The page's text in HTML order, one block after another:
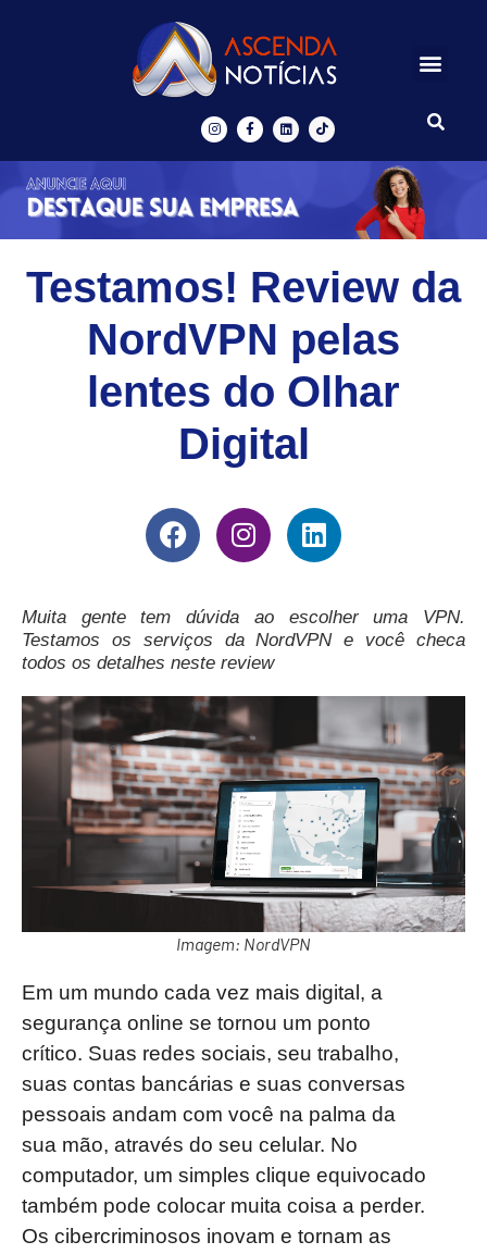
Testamos! Review da
NordVPN pelas
lentes do Olhar
Digital
Muita gente tem dúvida ao escolher uma VPN.
Testamos os serviços da NordVPN e você checa
todos os detalhes neste review
Imagem: NordVPN
Em um mundo cada vez mais digital, a
segurança online se tornou um ponto
crítico. Suas redes sociais, seu trabalho,
suas contas bancárias e suas conversas
pessoais andam com você na palma da
sua mão, através do seu celular. No
computador, um simples clique equivocado
também pode colocar muita coisa a perder.
Os cibercriminosos inovam e tornam as